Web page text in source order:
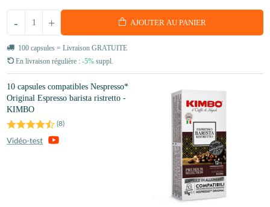
+
- AJOUTER AU PANIER
100 capsules = Livraison GRATUITE
En livraison régulière : -5% suppl.
10 capsules compatibles Nespresso*
Original Espresso barista ristretto -
KIMBO
(8)